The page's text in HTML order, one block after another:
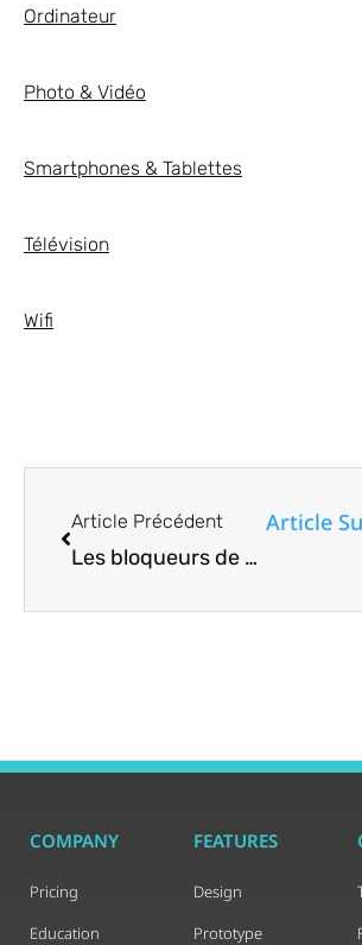
Ordinateur
Photo & Vidéo
Smartphones & Tablettes
Télévision
Wifi
Article Précédent
Les bloqueurs de publicités ne fonctionnent pas sur le mode IA de la recherche Google – Comment bloquer les publicités en mode IA
Article
COMPANY
Pricing
Education
FEATURES
Design
Prototype